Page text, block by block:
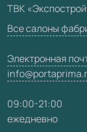
Карта сайта
ТВК
Все салоны
Электронная
09:00-21:00
ежедневно